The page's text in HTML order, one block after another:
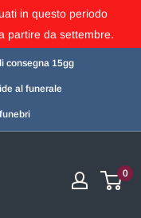
in questo periodo
partire da settembre.
consegna 15gg
al funerale
0